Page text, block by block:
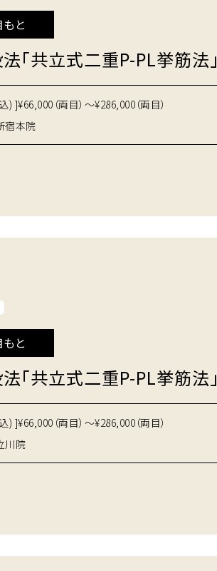
もと
「共立式二重P-PL挙筋法」
) ]¥66,000（両目）～¥286,000（両目）
宿本院
もと
「共立式二重P-PL挙筋法」
) ]¥66,000（両目）～¥286,000（両目）
川院